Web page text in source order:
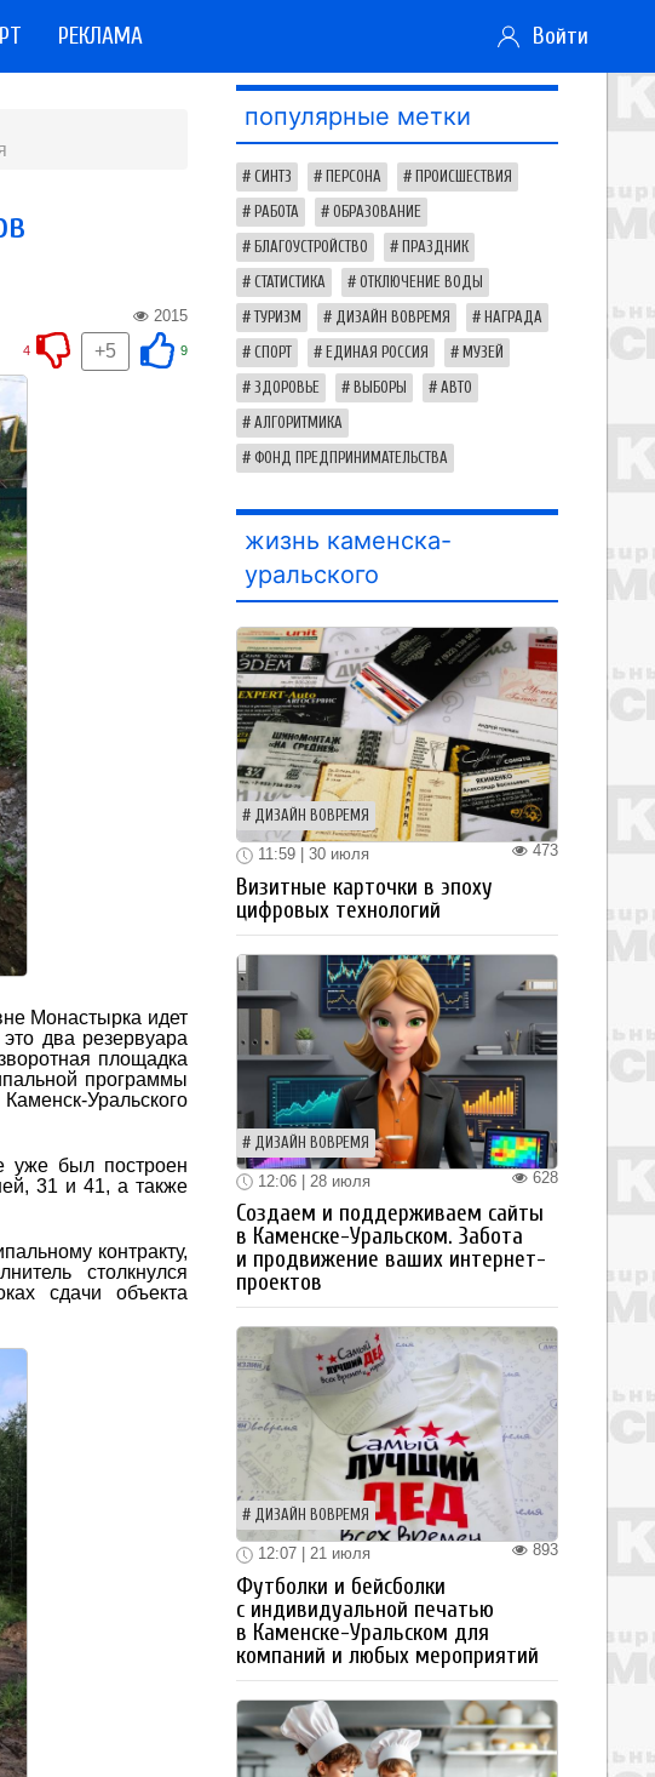
РЕКЛАМА Войти
2015
9
+5
4
Монастырка идет
два резервуара
площадка
программы
Уральского
уже был построен
31 и 41, а также
контракту,
столкнулся
сдачи объекта
популярные метки
СИНТЗ ПЕРСОНА ПРОИСШЕСТВИЯ
РАБОТА ОБРАЗОВАНИЕ
БЛАГОУСТРОЙСТВО ПРАЗДНИК
СТАТИСТИКА ОТКЛЮЧЕНИЕ ВОДЫ
ТУРИЗМ ДИЗАЙН ВОВРЕМЯ НАГРАДА
СПОРТ ЕДИНАЯ РОССИЯ МУЗЕЙ
ЗДОРОВЬЕ ВЫБОРЫ АВТО
АЛГОРИТМИКА
ФОНД ПРЕДПРИНИМАТЕЛЬСТВА
жизнь каменска-
уральского
ДИЗАЙН ВОВРЕМЯ
473
11:59 | 30 июля
Визитные карточки в эпоху
цифровых технологий
ДИЗАЙН ВОВРЕМЯ
628
12:06 | 28 июля
Создаем и поддерживаем сайты
в Каменске-Уральском. Забота
и продвижение ваших интернет-
проектов
ДИЗАЙН ВОВРЕМЯ
893
12:07 | 21 июля
Футболки и бейсболки
с индивидуальной печатью
в Каменске-Уральском для
компаний и любых мероприятий